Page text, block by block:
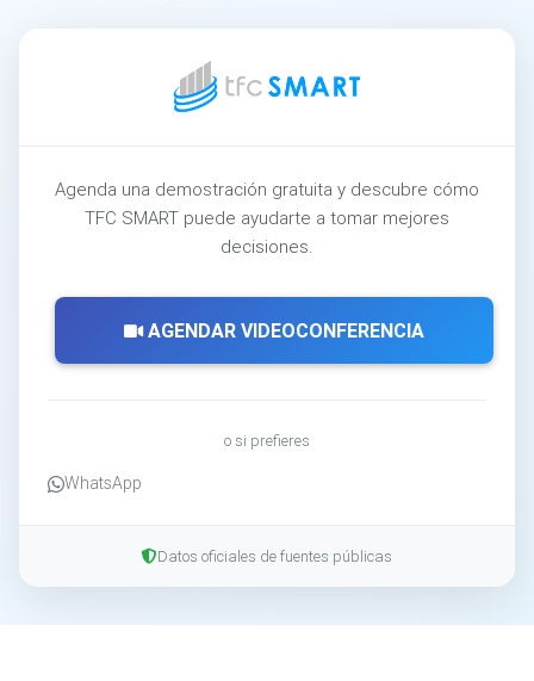
Agenda una demostración gratuita y descubre cómo
TFC SMART puede ayudarte a tomar mejores
decisiones.
AGENDAR VIDEOCONFERENCIA
o si prefieres
WhatsApp
Datos oficiales de fuentes públicas